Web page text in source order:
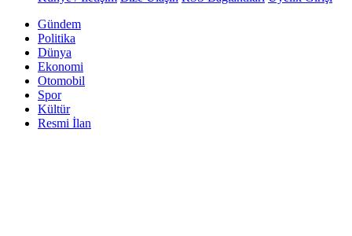
Gündem
Politika
Dünya
Ekonomi
Otomobil
Spor
Kültür
Resmi İlan